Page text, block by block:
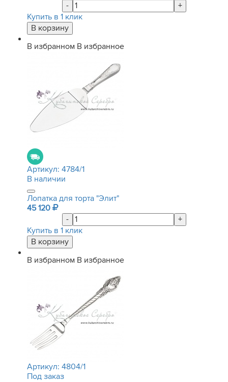
-
+
Купить в 1 клик
В избранном В избранное
Артикул: 4784/1
В наличии
Лопатка для торта "Элит"
45 120
-
+
Купить в 1 клик
В избранном В избранное
Артикул: 4804/1
Под заказ